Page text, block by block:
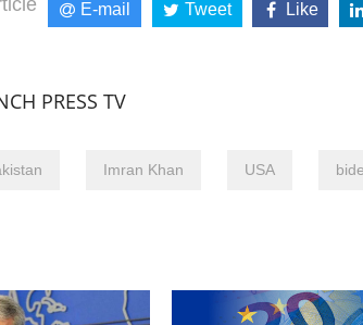
E-mail Tweet Like
PRESS TV
Imran Khan USA